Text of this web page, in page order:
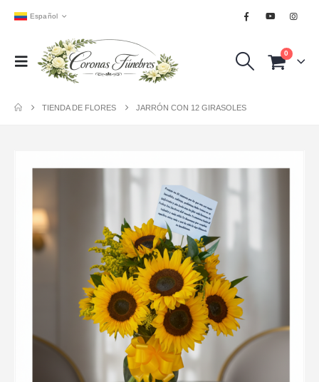
Español
0
TIENDA DE FLORES JARRÓN CON 12 GIRASOLES